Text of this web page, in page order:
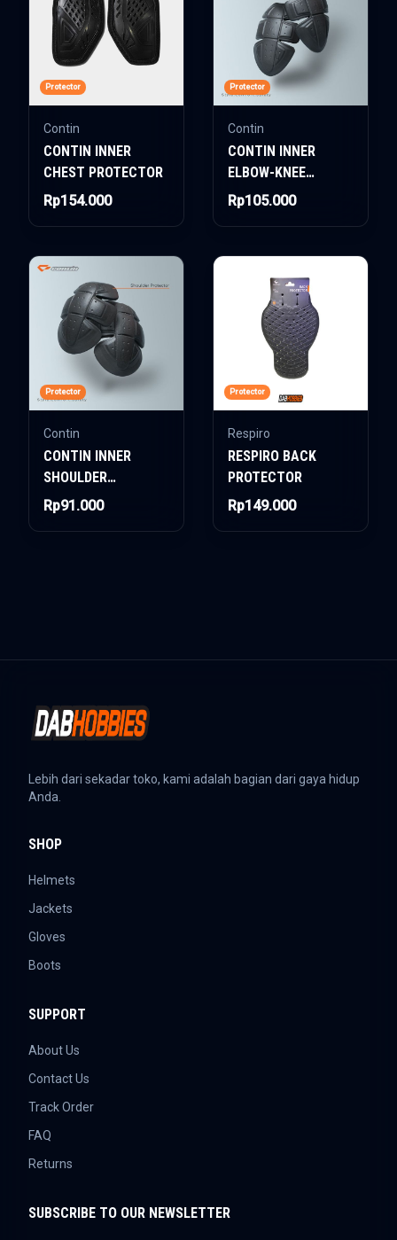
Protector
Contin
CONTIN INNER
CHEST PROTECTOR
Rp154.000
Protector
Contin
CONTIN INNER
ELBOW-KNEE
PROTECTOR
Rp105.000
Protector
Contin
CONTIN INNER
SHOULDER
PROTECTOR
Rp91.000
Protector
Respiro
RESPIRO BACK
PROTECTOR
Rp149.000
Lebih dari sekadar toko, kami adalah bagian dari gaya hidup
Anda.
SHOP
Helmets
Jackets
Gloves
Boots
SUPPORT
About Us
Contact Us
Track Order
FAQ
Returns
SUBSCRIBE TO OUR NEWSLETTER